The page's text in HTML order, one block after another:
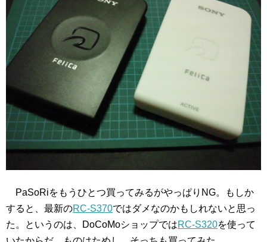
PaSoRiをもうひとつ買ってみるがやっぱりNG。もしか
すると、最新のRC-S370ではダメなのかもしれないと思っ
た。というのは、DoCoMoショップではRC-S320を使って